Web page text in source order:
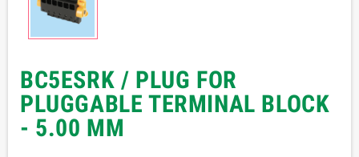
BC5ESRK / PLUG FOR
PLUGGABLE TERMINAL BLOCK
- 5.00 MM